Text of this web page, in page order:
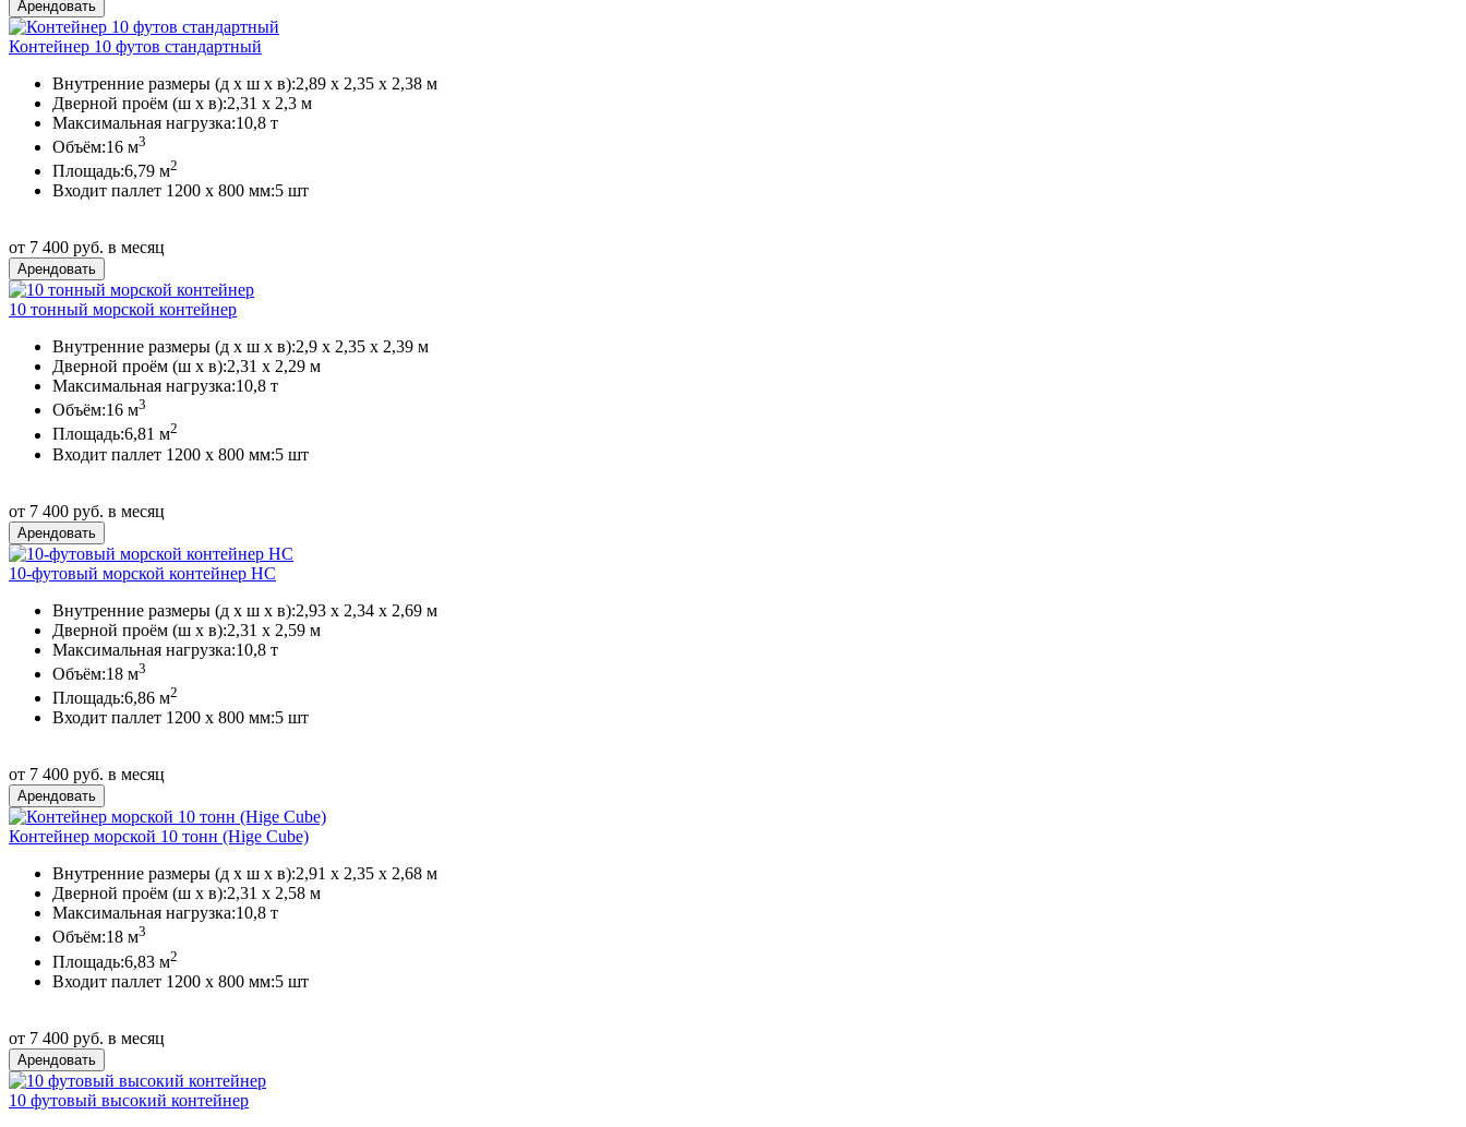
Контейнер 10 футов стандартный
Внутренние размеры (д х ш х в):2,89 х 2,35 х 2,38 м
Дверной проём (ш х в):2,31 х 2,3 м
Максимальная нагрузка:10,8 т
Объём:16 м3
Площадь:6,79 м2
Входит паллет 1200 х 800 мм:5 шт
от 7 400 руб. в месяц
10 тонный морской контейнер
Внутренние размеры (д х ш х в):2,9 х 2,35 х 2,39 м
Дверной проём (ш х в):2,31 х 2,29 м
Максимальная нагрузка:10,8 т
Объём:16 м3
Площадь:6,81 м2
Входит паллет 1200 х 800 мм:5 шт
от 7 400 руб. в месяц
10-футовый морской контейнер HC
Внутренние размеры (д х ш х в):2,93 х 2,34 х 2,69 м
Дверной проём (ш х в):2,31 х 2,59 м
Максимальная нагрузка:10,8 т
Объём:18 м3
Площадь:6,86 м2
Входит паллет 1200 х 800 мм:5 шт
от 7 400 руб. в месяц
Контейнер морской 10 тонн (Hige Сube)
Внутренние размеры (д х ш х в):2,91 х 2,35 х 2,68 м
Дверной проём (ш х в):2,31 х 2,58 м
Максимальная нагрузка:10,8 т
Объём:18 м3
Площадь:6,83 м2
Входит паллет 1200 х 800 мм:5 шт
от 7 400 руб. в месяц
10 футовый высокий контейнер